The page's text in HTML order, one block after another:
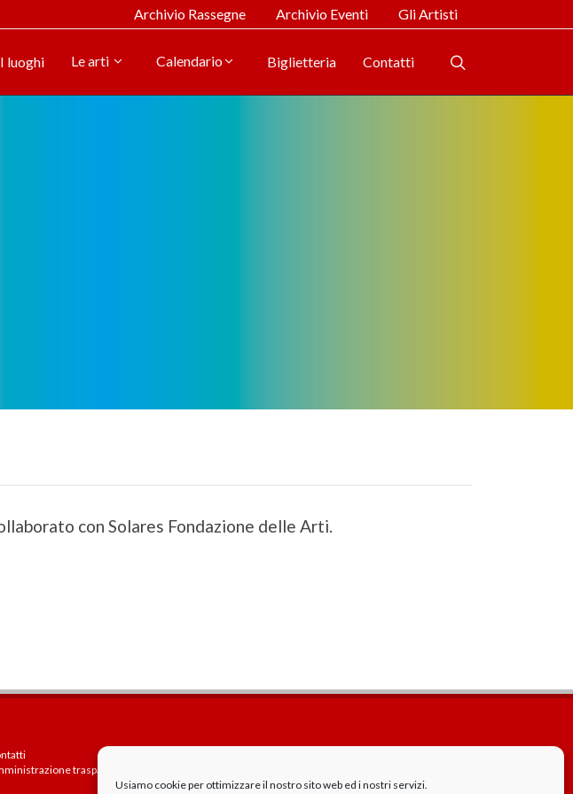
Usiamo cookie per ottimizzare il nostro sito web ed i nostri servizi.
Archivio Rassegne Archivio Eventi Gli Artisti
I luoghi Le arti Calendario Biglietteria Contatti
con Solares Fondazione delle Arti.
trasparente